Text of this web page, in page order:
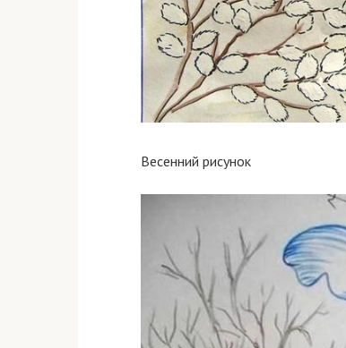
Весенний рисунок